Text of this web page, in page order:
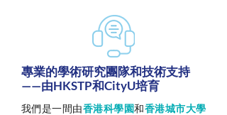
專業的學術研究團隊和技術支持
——由HKSTP和CityU培育
我們是一間由香港科學園和香港城市大學